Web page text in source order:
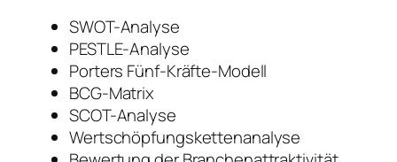
SWOT-Analyse
PESTLE-Analyse
Porters Fünf-Kräfte-Modell
BCG-Matrix
SCOT-Analyse
Wertschöpfungskettenanalyse